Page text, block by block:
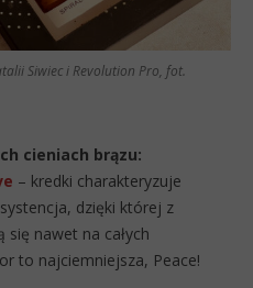
Siwiec i Revolution Pro, fot.
cieniach brązu:
– kredki charakteryzuje
dzięki której z
nawet na całych
to najciemniejsza, Peace!